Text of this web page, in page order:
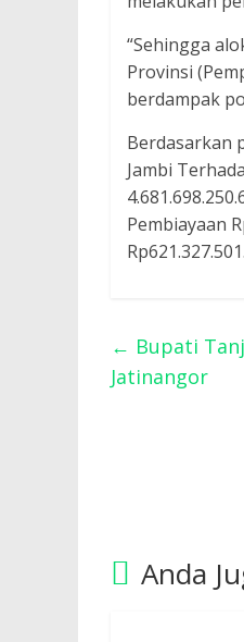
“Sehingga
Provinsi
berdampak
Berdasarkan
Jambi
Pembiayaan
← Bupati
Jatinangor
Anda